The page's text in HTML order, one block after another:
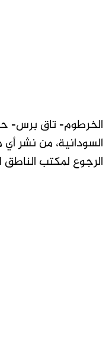
الخرطوم- تاق برس-
السودانية، من نشر
الرجوع لمكتب